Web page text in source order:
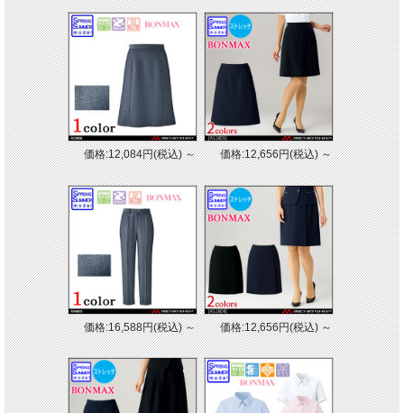
価格:12,084円(税込)～ 価格:12,656円(税込)～
価格:16,588円(税込)～ 価格:12,656円(税込)～